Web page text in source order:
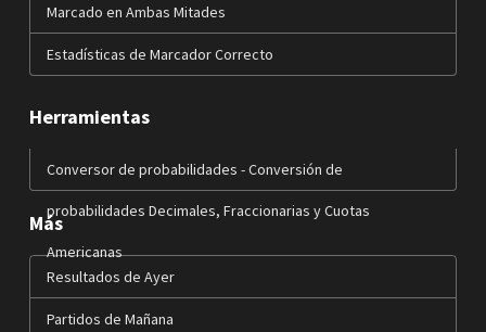
Marcado en Ambas Mitades
Estadísticas de Marcador Correcto
Herramientas
Conversor de probabilidades - Conversión de
probabilidades Decimales, Fraccionarias y Cuotas
Americanas
Más
Resultados de Ayer
Partidos de Mañana